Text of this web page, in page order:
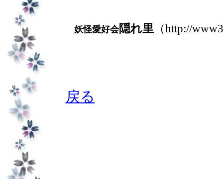
妖怪愛好会隠れ里 （http://
戻る